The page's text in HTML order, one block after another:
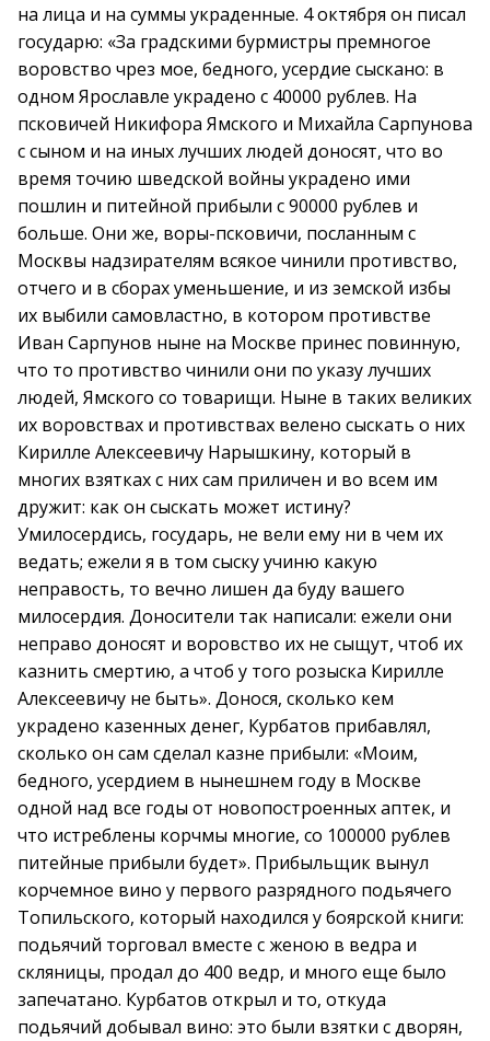
на лица и на суммы украденные. 4 октября он писал
государю: «За градскими бурмистры премногое
воровство чрез мое, бедного, усердие сыскано: в
одном Ярославле украдено с 40000 рублев. На
псковичей Никифора Ямского и Михайла Сарпунова
с сыном и на иных лучших людей доносят, что во
время точию шведской войны украдено ими
пошлин и питейной прибыли с 90000 рублев и
больше. Они же, воры-псковичи, посланным с
Москвы надзирателям всякое чинили противство,
отчего и в сборах уменьшение, и из земской избы
их выбили самовластно, в котором противстве
Иван Сарпунов ныне на Москве принес повинную,
что то противство чинили они по указу лучших
людей, Ямского со товарищи. Ныне в таких великих
их воровствах и противствах велено сыскать о них
Кирилле Алексеевичу Нарышкину, который в
многих взятках с них сам приличен и во всем им
дружит: как он сыскать может истину?
Умилосердись, государь, не вели ему ни в чем их
ведать; ежели я в том сыску учиню какую
неправость, то вечно лишен да буду вашего
милосердия. Доносители так написали: ежели они
неправо доносят и воровство их не сыщут, чтоб их
казнить смертию, а чтоб у того розыска Кирилле
Алексеевичу не быть». Донося, сколько кем
украдено казенных денег, Курбатов прибавлял,
сколько он сам сделал казне прибыли: «Моим,
бедного, усердием в нынешнем году в Москве
одной над все годы от новопостроенных аптек, и
что истреблены корчмы многие, со 100000 рублев
питейные прибыли будет». Прибыльщик вынул
корчемное вино у первого разрядного подьячего
Топильского, который находился у боярской книги:
подьячий торговал вместе с женою в ведра и
скляницы, продал до 400 ведр, и много еще было
запечатано. Курбатов открыл и то, откуда
подьячий добывал вино: это были взятки с дворян,